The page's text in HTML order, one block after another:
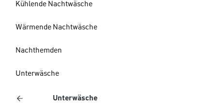
Kühlende Nachtwäsche
Wärmende Nachtwäsche
Nachthemden
Unterwäsche
Unterwäsche